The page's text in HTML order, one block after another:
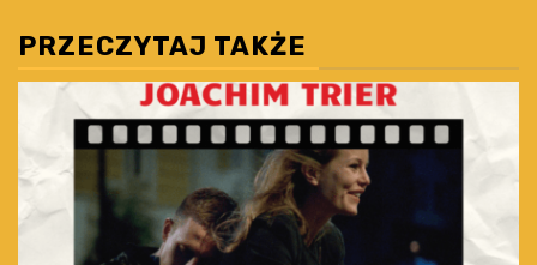
PRZECZYTAJ TAKŻE